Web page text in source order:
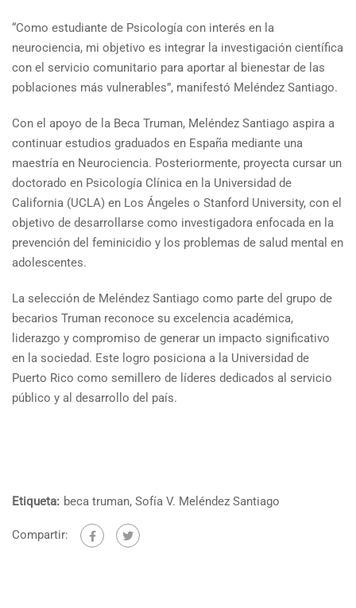
“Como estudiante de Psicología con interés en la
neurociencia, mi objetivo es integrar la investigación científica
con el servicio comunitario para aportar al bienestar de las
poblaciones más vulnerables”, manifestó Meléndez Santiago.
Con el apoyo de la Beca Truman, Meléndez Santiago aspira a
continuar estudios graduados en España mediante una
maestría en Neurociencia. Posteriormente, proyecta cursar un
doctorado en Psicología Clínica en la Universidad de
California (UCLA) en Los Ángeles o Stanford University, con el
objetivo de desarrollarse como investigadora enfocada en la
prevención del feminicidio y los problemas de salud mental en
adolescentes.
La selección de Meléndez Santiago como parte del grupo de
becarios Truman reconoce su excelencia académica,
liderazgo y compromiso de generar un impacto significativo
en la sociedad. Este logro posiciona a la Universidad de
Puerto Rico como semillero de líderes dedicados al servicio
público y al desarrollo del país.
Etiqueta: beca truman, Sofía V. Meléndez Santiago
Compartir: